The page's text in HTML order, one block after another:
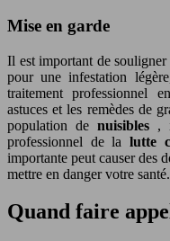
Mise en garde
Il est important de
pour une infestation
traitement professionnel
astuces et les remèdes de
population denuisibles ,
professionnel de la lutte
importante peut causer des
mettre en danger votre santé.
Quand faire